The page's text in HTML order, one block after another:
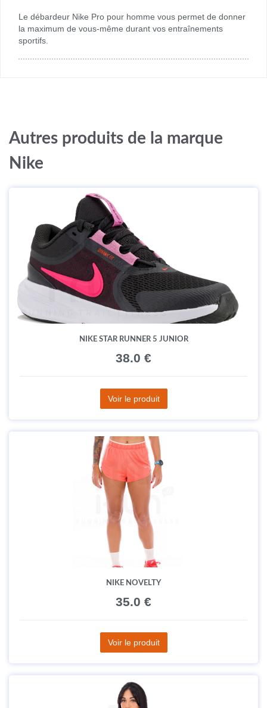
Le débardeur Nike Pro pour homme vous permet de donner
la maximum de vous-même durant vos entraînements
sportifs.
Autres produits de la marque
Nike
NIKE STAR RUNNER 5 JUNIOR
38.0 €
Voir le produit
NIKE NOVELTY
35.0 €
Voir le produit